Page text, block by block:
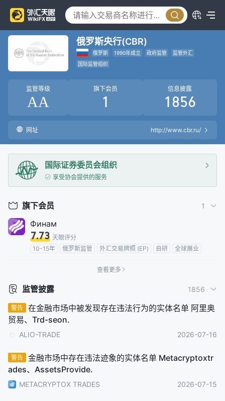
俄罗斯央行(CBR)
俄罗斯 1990年成立 政府监管
监管外汇
国际监管组织
监管等级
AA
旗下会员
1
信息披露
1856
网址 http://www.cbr.ru/
国际证券委员会组织
享受协会提供的服务
旗下会员 1
Финам
7.73 天眼评分
10-15年
俄罗斯监管 外汇交易牌照 (EP) 自研 全球展业
查看更多
监管披露 1856
警告
在金融市场中被发现存在违法行为的实体名单 阿里奥
贸易、Trd-seon.
ALIO-TRADE 2026-07-16
警告
金融市场中存在违法迹象的实体名单 Metacryptoxtr
ades、AssetsProvide.
METACRYPTOX TRADES 2026-07-15